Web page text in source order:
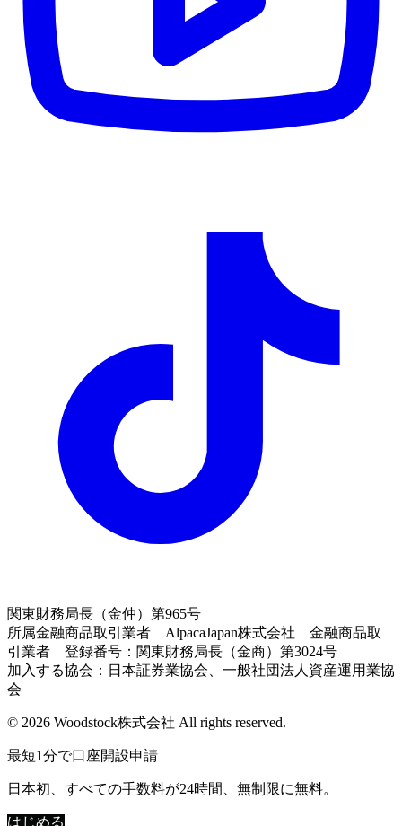
関東財務局長（金仲）第965号
所属金融商品取引業者 AlpacaJapan株式会社 金融商品取
引業者 登録番号：関東財務局長（金商）第3024号
加入する協会：日本証券業協会、一般社団法人資産運用業協
会
© 2026 Woodstock株式会社 All rights reserved.
最短1分で口座開設申請
日本初、すべての手数料が24時間、無制限に無料。
はじめる